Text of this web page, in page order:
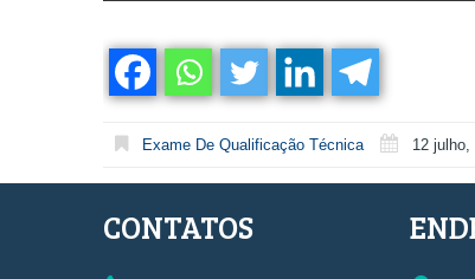
Exame De Qualificação Técnica 12 julho,
CONTATOS